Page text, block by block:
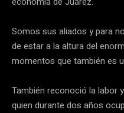
Somos sus aliados y para
de estar a la altura del
momentos que también es
También reconoció la labor
quien durante dos años